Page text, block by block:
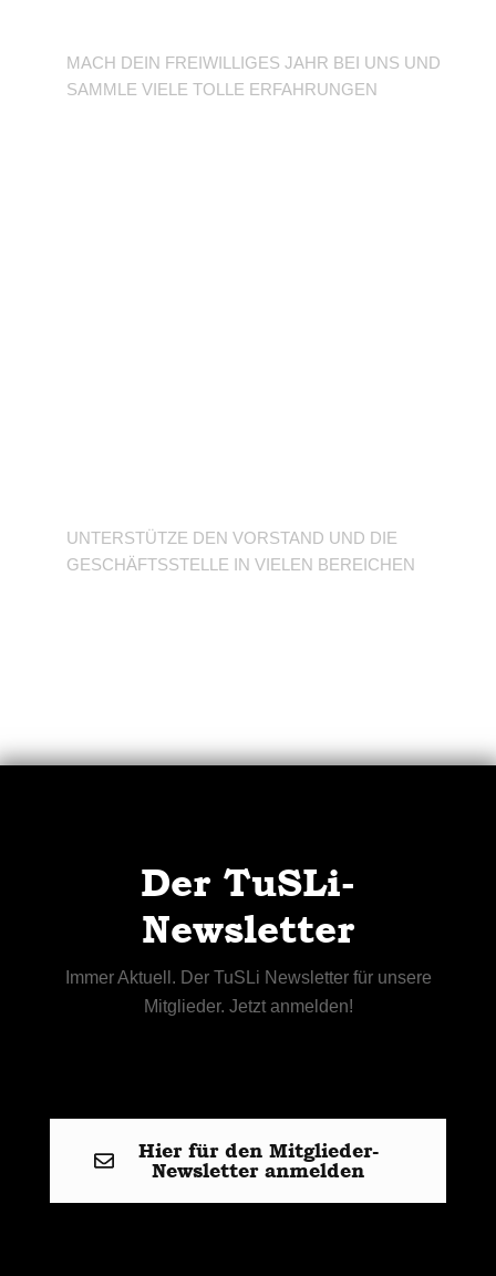
MACH DEIN FREIWILLIGES JAHR BEI UNS UND
SAMMLE VIELE TOLLE ERFAHRUNGEN
UNTERSTÜTZE DEN VORSTAND UND DIE
GESCHÄFTSSTELLE IN VIELEN BEREICHEN
Der TuSLi-
Newsletter
Immer Aktuell. Der TuSLi Newsletter für unsere
Mitglieder. Jetzt anmelden!
Hier für den Mitglieder-
Newsletter anmelden